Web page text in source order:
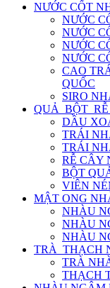
NƯỚC CỐT
NƯỚC
NƯỚC
NƯỚC
NƯỚC
CAO
QUỐC
SIRO
DẦU
TRÁI
TRÁI
RỄ CÂY
BỘT
VIÊN
MẬT ONG
NHÀU
NHÀU
NHÀU
TRÀ_THẠCH
TRÀ
THẠCH